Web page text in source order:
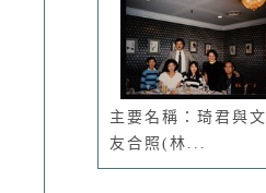
主要名稱：琦君與文
友合照(林...